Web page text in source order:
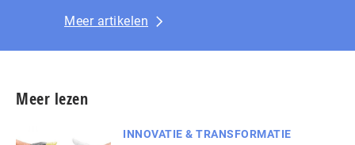
Meer artikelen
Meer lezen
INNOVATIE & TRANSFORMATIE